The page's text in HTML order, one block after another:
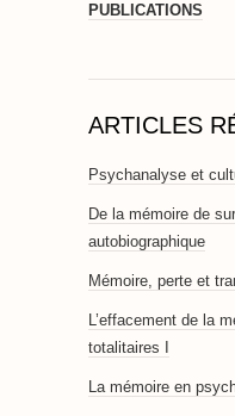
PUBLICATIONS
ARTICLES
Psychanalyse et
De la mémoire de
autobiographique
Mémoire, perte et
L’effacement de la
totalitaires I
La mémoire en